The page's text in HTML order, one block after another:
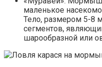
маленькое
Тело, размером 5-8
сегментов,
шарообразной или